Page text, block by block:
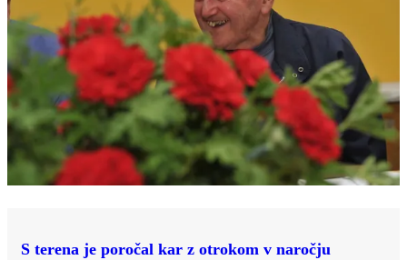
S terena je poročal kar z otrokom v naročju